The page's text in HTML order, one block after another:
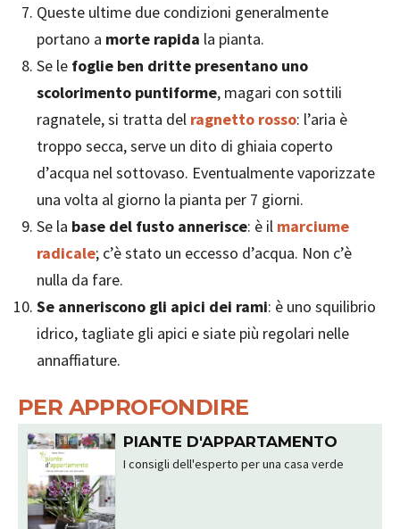
Queste ultime due condizioni generalmente
portano a morte rapida la pianta.
Se le foglie ben dritte presentano uno
scolorimento puntiforme, magari con sottili
ragnatele, si tratta del ragnetto rosso: l’aria è
troppo secca, serve un dito di ghiaia coperto
d’acqua nel sottovaso. Eventualmente vaporizzate
una volta al giorno la pianta per 7 giorni.
Se la base del fusto annerisce: è il marciume
radicale; c’è stato un eccesso d’acqua. Non c’è
nulla da fare.
Se anneriscono gli apici dei rami: è uno squilibrio
idrico, tagliate gli apici e siate più regolari nelle
annaffiature.
PER APPROFONDIRE
PIANTE D'APPARTAMENTO
I consigli dell'esperto per una casa verde